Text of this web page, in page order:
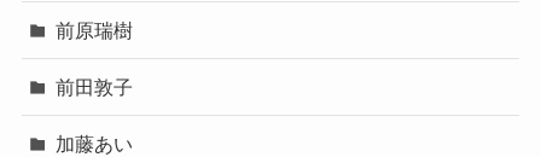
前原瑞樹
前田敦子
加藤あい